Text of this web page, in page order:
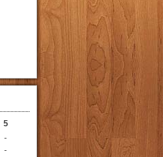
5
-
-